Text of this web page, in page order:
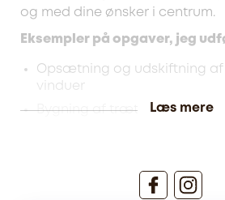
og med dine ønsker i centrum.
Eksempler på opgaver, jeg
Opsætning og udskiftning af
vinduer
Bygning af træterrasser
Indvendige renoveringer og
Læs mere